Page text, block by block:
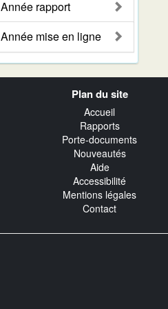
Année rapport
Année mise en ligne
Plan du site
Accueil
Rapports
Porte-documents
Nouveautés
Aide
Accessibilité
Mentions légales
Contact